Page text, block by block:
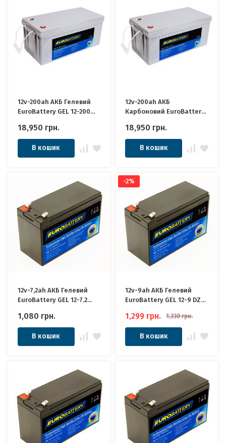
12v-200ah АКБ Гелевий
EuroBattery GEL 12-200
ідеально для Котла,
Інвертора, ДБЖ, Панелей
Сонячних
18,950 грн.
В кошик
12v-200ah АКБ
Карбоновий EuroBattery
Якісні ідеально для
Котла, Інвертора, ДБЖ,
Панелей Сонячних
18,950 грн.
В кошик
12v-7,2ah АКБ Гелевий
EuroBattery GEL 12-7.2
ДБЖ
1,080 грн.
В кошик
-2%
12v-9ah АКБ Гелевий
EuroBattery GEL 12-9 DZM
1,299 грн. 1,330 грн.
В кошик